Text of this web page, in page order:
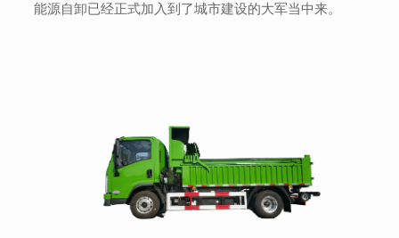
能源自卸已经正式加入到了城市建设的大军当中来。